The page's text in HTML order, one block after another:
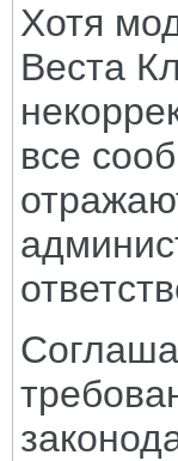
Хотя
Веста
все